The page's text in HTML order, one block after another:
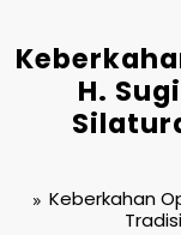
H.
Keberkahan